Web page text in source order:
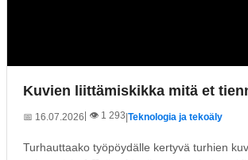
Kuvien liittämiskikka mitä et
📅 16.07.2026 | 👁️ 1 293|Teknologia ja tekoäly
Turhauttaako työpöydälle kertyvä turhien